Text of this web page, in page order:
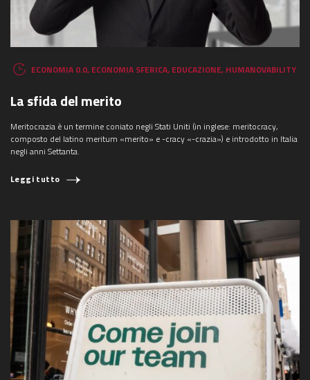
ECONOMIA 0.0, ECONOMIA SFERICA, EDUCAZIONE, HUMANOVABILITY
La sfida del merito
Meritocrazia è un termine coniato negli Stati Uniti (in inglese: meritocracy,
composto del latino meritum «merito» e -cracy «-crazia») e introdotto in Italia
negli anni Settanta.
Leggi tutto